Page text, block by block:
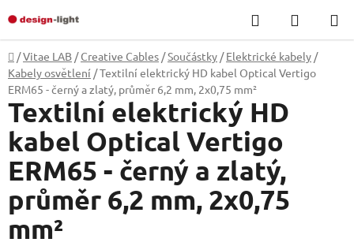
na
obsah
Hledat
KOŠÍK
Domů
/Vitae LAB / Creative Cables /Součástky / Elektrické kabely /
Kabely osvětlení /Textilní elektrický HD kabel Optical Vertigo
ERM65 - černý a zlatý, průměr 6,2 mm, 2x0,75 mm²
Textilní elektrický HD
kabel Optical Vertigo
ERM65 - černý a zlatý,
průměr 6,2 mm, 2x0,75
mm²